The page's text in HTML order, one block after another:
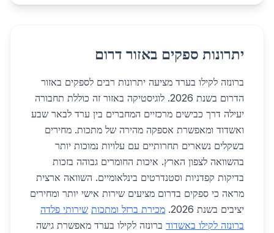
יתרונות ספקים באזור דרום
ברונזה לקילו בערד מציעה יתרונות רבים לספקים באזור
הדרום בשנת 2026. לוגיסטיקה באזור זה כוללת תחבורה
יעילה דרך כבישים מרכזיים המחברים בין ערד לבאר שבע
ואשדוד ומאפשרת אספקה מהירה של מתכות. מחירים
בשקלים נשארים תחרותיים עם עלויות נמוכות יותר
בהשוואה לצפון הארץ. איכות החומרים גבוהה בזכות
בדיקות קפדניות וסטנדרטים בינלאומיים. השוואה ארצית
מראה כי ספקים בדרום מציעים שירות אישי יותר ומחירים
יציבים בשנת 2026.
מכירת ברזל ומתכות שירותי פלדה
ברונזה לקילו באשדוד ברונזה לקילו בערד מאפשרת גישה